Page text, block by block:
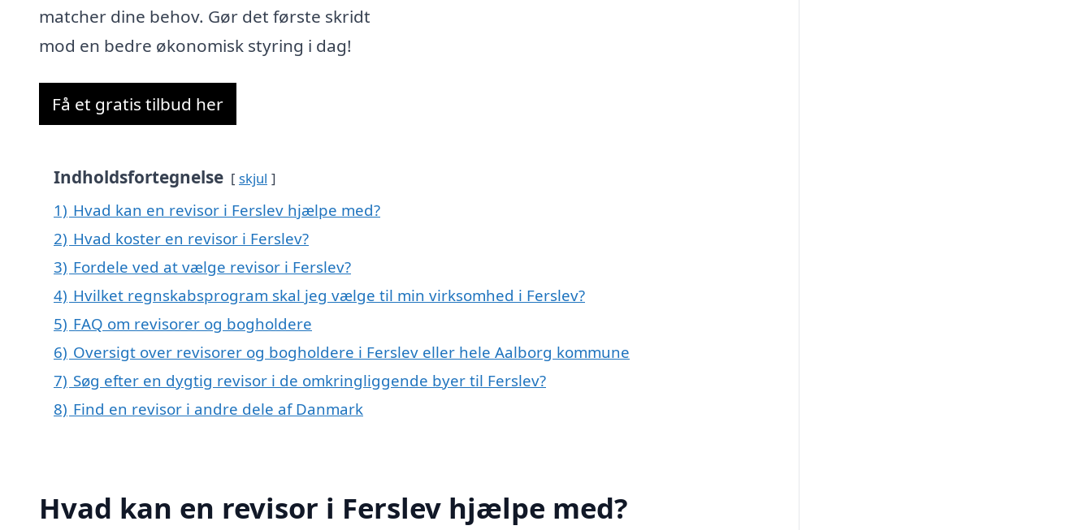
matcher dine behov. Gør det første skridt
mod en bedre økonomisk styring i dag!
Få et gratis tilbud her
Indholdsfortegnelse skjul
1) Hvad kan en revisor i Ferslev hjælpe med?
2) Hvad koster en revisor i Ferslev?
3) Fordele ved at vælge revisor i Ferslev?
4) Hvilket regnskabsprogram skal jeg vælge til min virksomhed i Ferslev?
5) FAQ om revisorer og bogholdere
6) Oversigt over revisorer og bogholdere i Ferslev eller hele Aalborg kommune
7) Søg efter en dygtig revisor i de omkringliggende byer til Ferslev?
8) Find en revisor i andre dele af Danmark
Hvad kan en revisor i Ferslev hjælpe med?